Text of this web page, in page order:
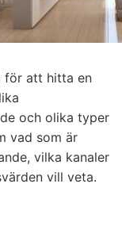
för att hitta en
och olika typer
vad som är
vilka kanaler
vill veta.